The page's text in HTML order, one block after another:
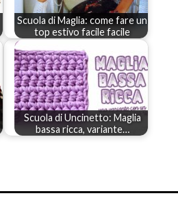
Scuola di Maglia: come fare un
top estivo facile facile
Scuola di Uncinetto: Maglia
bassa ricca, variante…